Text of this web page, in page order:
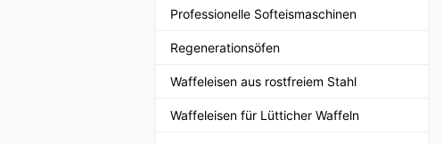
Professionelle Softeismaschinen
Regenerationsöfen
Waffeleisen aus rostfreiem Stahl
Waffeleisen für Lütticher Waffeln